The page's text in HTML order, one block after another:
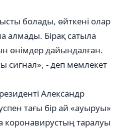
болады, өйткені олар
алмады. Бірақ сатыла
өнімдер дайындалған.
сигнал», - деп мемлекет
Александр
тағы бір ай «ауыруы»
коронавирустың таралуы